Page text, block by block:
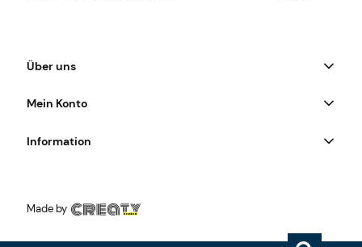
Über uns
Mein Konto
Information
Made by